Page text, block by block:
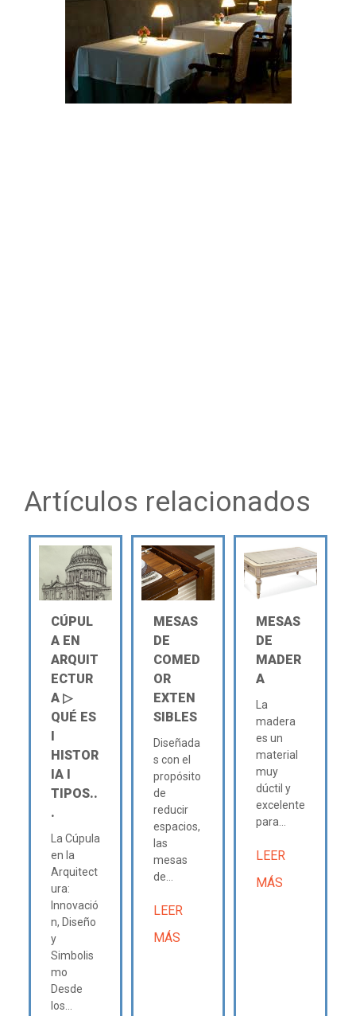
Artículos relacionados
CÚPUL
A EN
ARQUIT
ECTUR
A ▷
QUÉ ES
HISTOR
IA Ι
TIPOS..
.
La Cúpula
en la
Arquitect
ura:
Innovació
n, Diseño
y
Simbolis
mo
Desde
los...
MESAS
DE
COMED
OR
EXTEN
SIBLES
Diseñada
s con el
propósito
de
reducir
espacios,
las
mesas
de...
LEER
MÁS
MESAS
DE
MADER
A
La
madera
es un
material
muy
dúctil y
excelente
para...
LEER
MÁS